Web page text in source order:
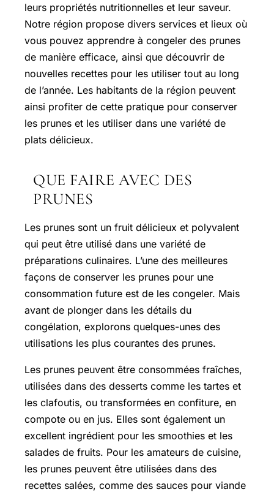
leurs propriétés nutritionnelles et leur saveur.
Notre région propose divers services et lieux où
vous pouvez apprendre à congeler des prunes
de manière efficace, ainsi que découvrir de
nouvelles recettes pour les utiliser tout au long
de l’année. Les habitants de la région peuvent
ainsi profiter de cette pratique pour conserver
les prunes et les utiliser dans une variété de
plats délicieux.
QUE FAIRE AVEC DES
PRUNES
Les prunes sont un fruit délicieux et polyvalent
qui peut être utilisé dans une variété de
préparations culinaires. L’une des meilleures
façons de conserver les prunes pour une
consommation future est de les congeler. Mais
avant de plonger dans les détails du
congélation, explorons quelques-unes des
utilisations les plus courantes des prunes.
Les prunes peuvent être consommées fraîches,
utilisées dans des desserts comme les tartes et
les clafoutis, ou transformées en confiture, en
compote ou en jus. Elles sont également un
excellent ingrédient pour les smoothies et les
salades de fruits. Pour les amateurs de cuisine,
les prunes peuvent être utilisées dans des
recettes salées, comme des sauces pour viande